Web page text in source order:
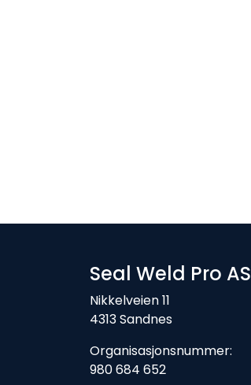
Seal Weld Pro AS
Nikkelveien 11
4313 Sandnes
Organisasjonsnummer:
980 684 652